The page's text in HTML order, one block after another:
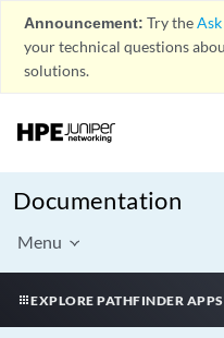
Announcement: Try the
your technical questions
solutions.
Documentation
Menu
EXPLORE PATHFINDER APPS